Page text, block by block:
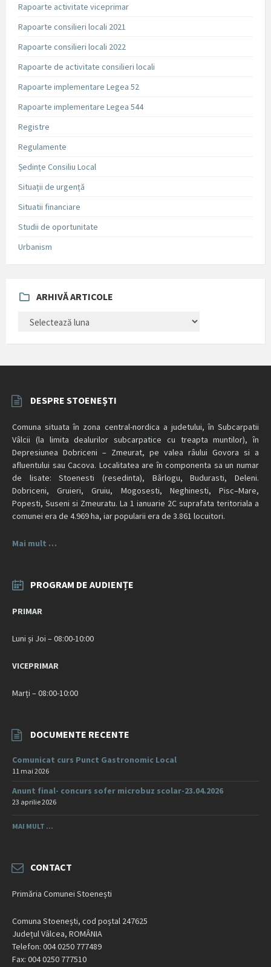
Rapoarte activitate viceprimar
Rapoarte consilieri locali 2021
Rapoarte consilieri locali 2022
Rapoarte de activitate consilieri locali
Rapoarte implementare Legea 52
Rapoarte implementare Legea 544
Registre
Regulamente
Ședințe Consiliu Local
Situații de urgență
Situatii financiare
Studii de oportunitate
Urbanism
ARHIVĂ ARTICOLE
ARTICOLE
DESPRE STOENEȘTI
Comuna situata în zona central-nordica a judetului, în Subcarpatii
Vâlcii (la limita dealurilor subcarpatice cu treapta muntilor), în
Depresiunea Dobriceni – Zmeurat, pe valea râului Govora si a
afluentului sau Cacova. Localitatea are în componenta sa un numar
de lisate: Stoenesti (resedinta), Bârlogu, Budurasti, Deleni.
Dobriceni, Gruieri, Gruiu, Mogosesti, Neghinesti, Pisc–Mare,
Popesti, Suseni si Zmeuratu. La 1 ianuarie 2C suprafata teritoriala a
comunei era de 4.969 ha, iar popularii era de 3.861 locuitori.
Mai mult …
PROGRAM DE AUDIENȚE
PRIMAR
Luni și Joi – 08:00-10:00
VICEPRIMAR
Marți – 08:00-10:00
DOCUMENTE RECENTE
Comunicat curs Punct Gastronomic Local
11 mai 2026
Anunt final- concurs sofer microbuz scolar-23.04.2026
23 aprilie 2026
MAI MULT ...
CONTACT
Primăria Comunei Stoenești
Comuna Stoenești, cod poștal 247625
Județul Vâlcea, ROMÂNIA
Telefon: 004 0250 777489
Fax: 004 0250 777510